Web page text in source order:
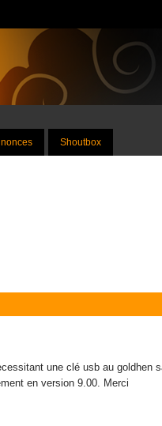
Shoutbox
une clé usb au
en version 9.00. Merci